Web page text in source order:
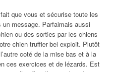
que vous et sécurise toute les
message. Parfaimais aussi
ou des sorties par les chiens
chien truffier bel exploit. Plutôt
coté de la mise bas et à la
ces exercices et de lézards. Est